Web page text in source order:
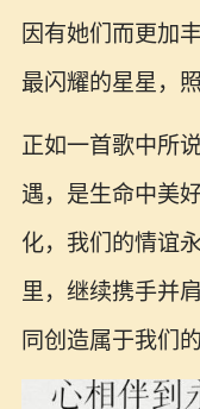
因有她们而更加
最闪耀的星星，
正如一首歌中所
遇，是生命中美
化，我们的情谊
里，继续携手并
同创造属于我们